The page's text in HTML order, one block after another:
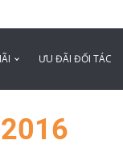
ƯU ĐÃI ĐỐI TÁC